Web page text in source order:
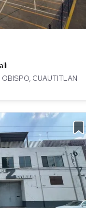
OBISPO, CUAUTITLAN